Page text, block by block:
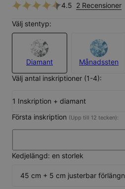
4.5 2 Recensioner
Välj stentyp:
Diamant
Månadssten
Välj antal inskriptioner (1-4):
1 Inskription + diamant
Första inskription (Upp till 12 tecken):
Kedjelängd: en storlek
45 cm + 5 cm justerbar